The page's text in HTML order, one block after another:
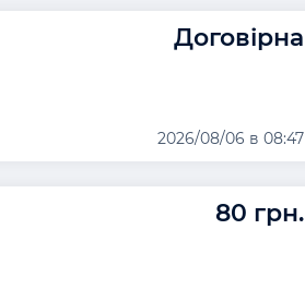
Договірна
2026/08/06 в 08:47
80 грн.